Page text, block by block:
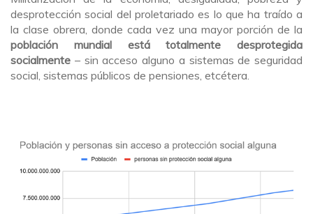
desprotección social del proletariado es lo que ha traído a
la clase obrera, donde cada vez una mayor porción de la
población mundial está totalmente desprotegida
socialmente – sin acceso alguno a sistemas de seguridad
social, sistemas públicos de pensiones, etcétera.